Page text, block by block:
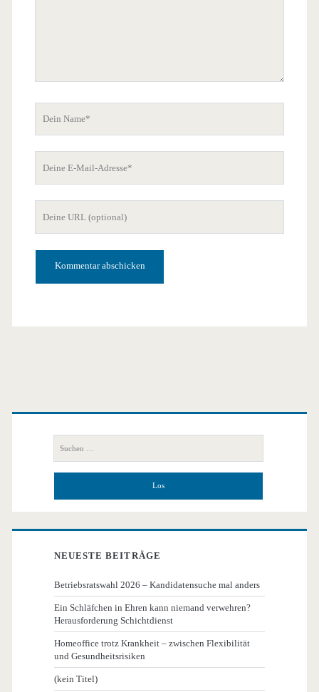
Adresse
Primäre
Seitenleiste
nach:
NEUESTE BEITRÄGE
Betriebsratswahl 2026 – Kandidatensuche mal anders
Ein Schläfchen in Ehren kann niemand verwehren?
Herausforderung Schichtdienst
Homeoffice trotz Krankheit – zwischen Flexibilität
und Gesundheitsrisiken
(kein Titel)